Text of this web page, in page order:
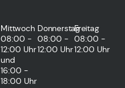
Mittwoch
08:00 -
12:00 Uhr
und
16:00 -
18:00 Uhr
Donnerstag
08:00 -
12:00 Uhr
Freitag
08:00 -
12:00 Uhr